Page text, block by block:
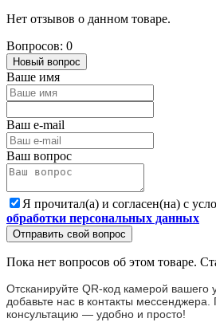
Нет отзывов о данном товаре.
Вопросов: 0
Новый вопрос
Ваше имя
Ваш e-mail
Ваш вопрос
Я прочитал(а) и согласен(на) с
обработки персональных данных
Отправить свой вопрос
Пока нет вопросов об этом товаре.
Отсканируйте QR-код камерой вашего
добавьте нас в контакты
консультацию — удобно и просто!